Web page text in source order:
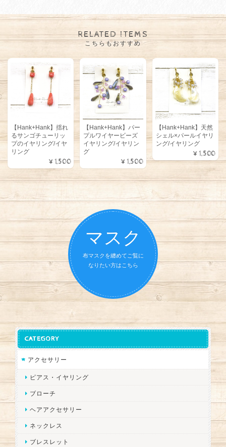
RELATED ITEMS
こちらもおすすめ
【Hank+Hank】揺れ
るサンゴチューリッ
プのイヤリング/イヤ
リング
¥1,500
【Hank+Hank】パー
プルワイヤービーズ
イヤリング/イヤリン
グ
¥1,500
【Hank+Hank】天然
シェル×パールイヤリ
ング/イヤリング
¥1,500
マスク
布マスクを纏めてご覧に
なりたい方はこちら
CATEGORY
アクセサリー
ピアス・イヤリング
ブローチ
ヘアアクセサリー
ネックレス
ブレスレット